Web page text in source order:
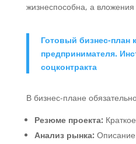
жизнеспособна, а вложения
Готовый бизнес-план
предпринимателя.
соцконтракта
В бизнес-плане
Резюме проекта:
Анализ рынка: Описание